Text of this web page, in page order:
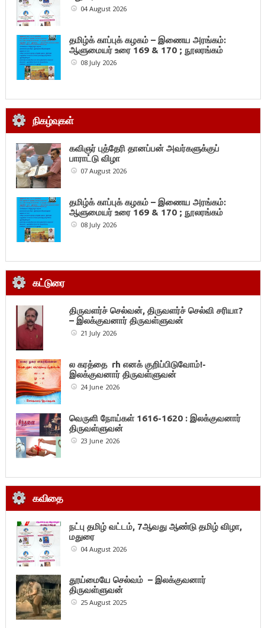
04 August 2026
தமிழ்க் காப்புக் கழகம் – இணைய அரங்கம்:
ஆளுமையர் உரை 169 & 170 ; நூலரங்கம்
08 July 2026
நிகழ்வுகள்
கவிஞர் புத்தேரி தானப்பன் அவர்களுக்குப்
பாராட்டு விழா
07 August 2026
தமிழ்க் காப்புக் கழகம் – இணைய அரங்கம்:
ஆளுமையர் உரை 169 & 170 ; நூலரங்கம்
08 July 2026
கட்டுரை
திருவளர்ச் செல்வன், திருவளர்ச் செல்வி சரியா?
– இலக்குவனார் திருவள்ளுவன்
21 July 2026
ல கரத்தை rh எனக் குறிப்பிடுவோம்!-
இலக்குவனார் திருவள்ளுவன்
24 June 2026
வெருளி நோய்கள் 1616-1620 : இலக்குவனார்
திருவள்ளுவன்
23 June 2026
கவிதை
நட்பு தமிழ் வட்டம், 7ஆவது ஆண்டு தமிழ் விழா,
மதுரை
04 August 2026
தூய்மையே செல்வம் – இலக்குவனார்
திருவள்ளுவன்
25 August 2025